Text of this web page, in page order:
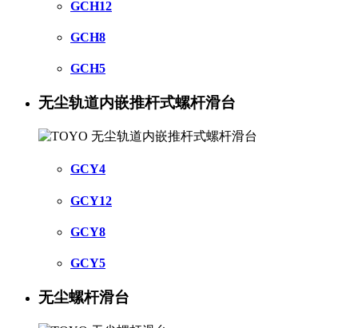
GCH12
GCH8
GCH5
无尘轨道内嵌推杆式螺杆滑台
GCY4
GCY12
GCY8
GCY5
无尘螺杆滑台